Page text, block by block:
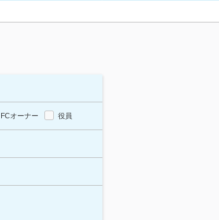
FCオーナー 役員